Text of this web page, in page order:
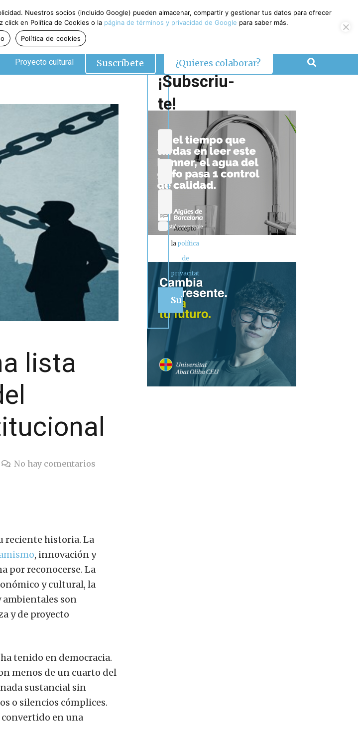
Proyecto cultural Suscríbete ¿Quieres colaborar?
lista
No hay comentarios
reciente historia. La
, innovación y
por reconocerse. La
y cultural, la
son
y de proyecto
tenido en democracia.
menos de un cuarto del
sustancial sin
o silencios cómplices.
convertido en una
¡Subscriu-
te!
Accepto
lapolítica
de
privacitat
Nuestros socios (incluido Google) pueden almacenar, compartir y gestionar tus datos para ofrecer
click en Política de Cookies o la página de términos y privacidad de Google para saber más.
Política de cookies